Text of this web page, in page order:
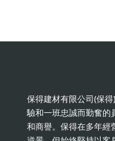
保得建材有限公司(保
驗和一班忠誠而勤奮的
和商譽。保得在多年經